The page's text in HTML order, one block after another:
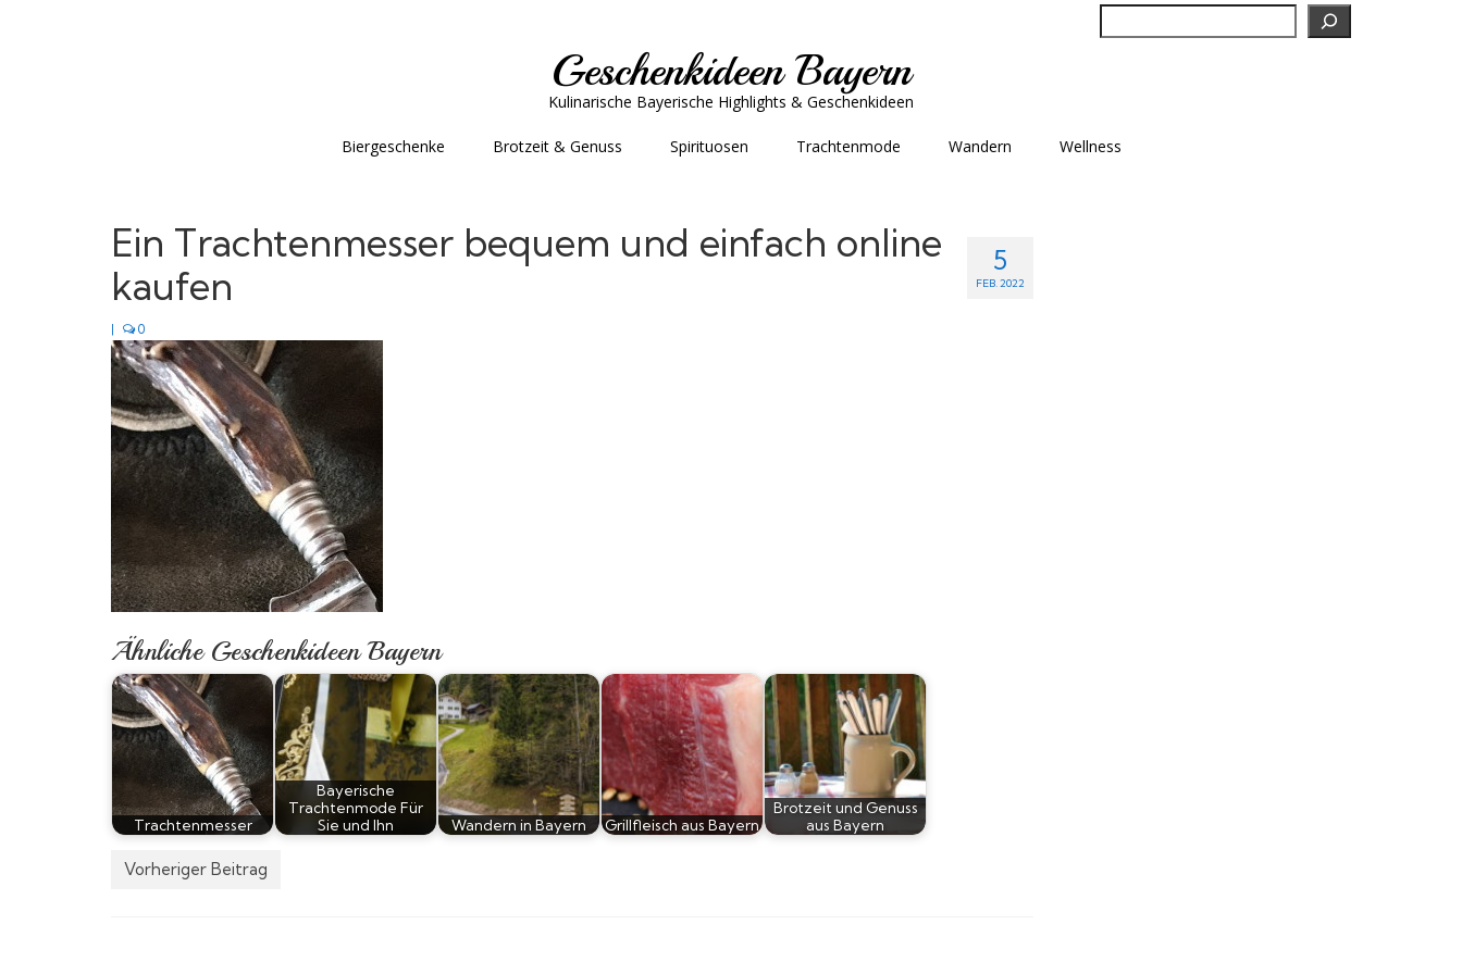
Suchen
Geschenkideen Bayern
Kulinarische Bayerische Highlights & Geschenkideen
Biergeschenke Brotzeit & Genuss Spirituosen Trachtenmode Wandern Wellness
5
FEB. 2022
Ein Trachtenmesser bequem und einfach online
kaufen
0
Ähnliche Geschenkideen Bayern
Trachtenmesser
Bayerische
Trachtenmode Für
Sie und Ihn
Wandern in Bayern Grillfleisch aus Bayern
Brotzeit und Genuss
aus Bayern
Vorheriger Beitrag